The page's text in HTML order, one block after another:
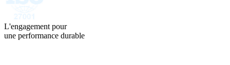
L'engagement pour
une performance durable